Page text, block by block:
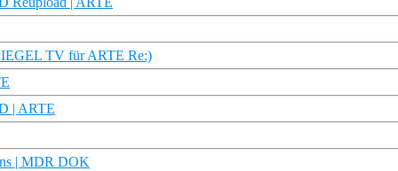
TV für ARTE Re:)
| ARTE
| MDR DOK